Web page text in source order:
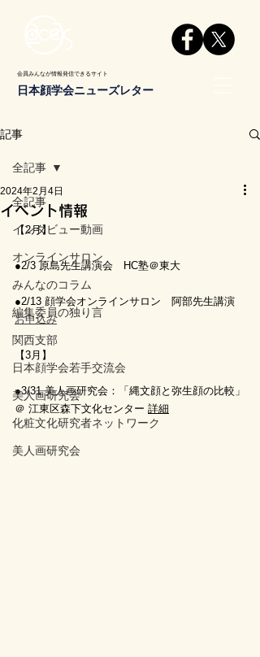
日本顔学会ニューズレター
会員みんなが情報発信できるサイト
記事
全記事
インタビュー動画
オンラインサロン
みんなのコラム
編集委員の独り言
関西支部
日本顔学会若手交流会
美人画研究会
化粧文化研究者ネットワーク
美人画研究会
全記事
イベント情報
2024年2月4日
【2月】
●2/3 原島先生講演会　HC塾＠東大
●2/13 顔学会オンラインサロン　阿部先生講演
お申込み
【3月】
●3/31 美人画研究会：
「縄文顔と弥生顔の比較」
＠ 江東区森下文化センター 詳細